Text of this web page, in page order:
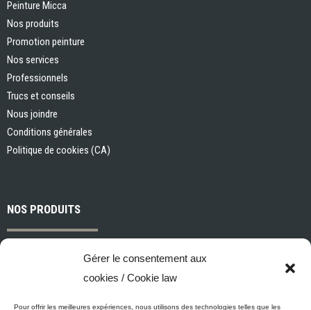
Gérer le consentement aux
cookies / Cookie law
Pour offrir les meilleures expériences, nous utilisons des technologies telles que les
Peinture Micca
Nos produits
Promotion peinture
Nos services
Professionnels
Trucs et conseils
Nous joindre
Conditions générales
Politique de cookies (CA)
NOS PRODUITS
Peintures et apprêts d’intérieur
Industriel, commercial et municipal